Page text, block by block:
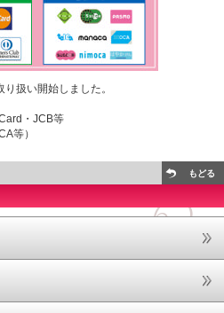
扱い開始しました。
・JCB等
等）
もどる